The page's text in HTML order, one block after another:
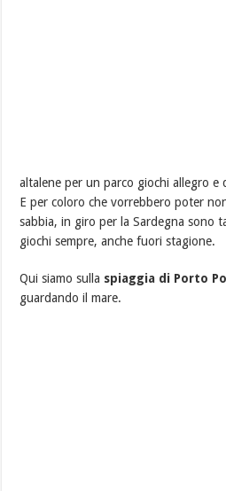
altalene per un parco giochi allegro e
E per coloro che vorrebbero poter
sabbia, in giro per la Sardegna sono
giochi sempre, anche fuori stagione.
Qui siamo sulla spiaggia di Porto
guardando il mare.